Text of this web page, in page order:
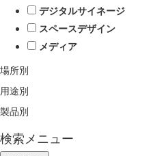
デジタルサイネージ
スペースデザイン
メディア
場所別
用途別
製品別
検索メニュー